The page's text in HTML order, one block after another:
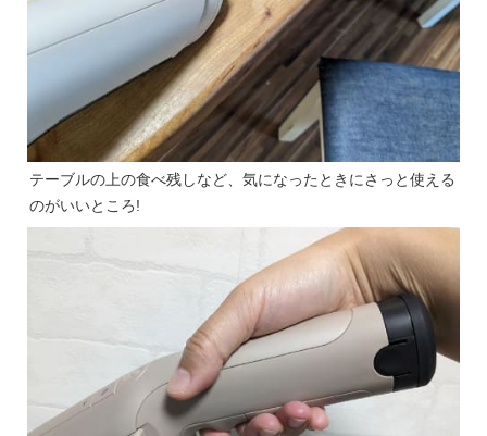
テーブルの上の食べ残しなど、気になったときにさっと使える
のがいいところ!